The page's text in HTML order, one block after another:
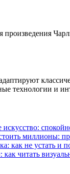
произведения
технологии и
миллионы:
как не устать и
читать